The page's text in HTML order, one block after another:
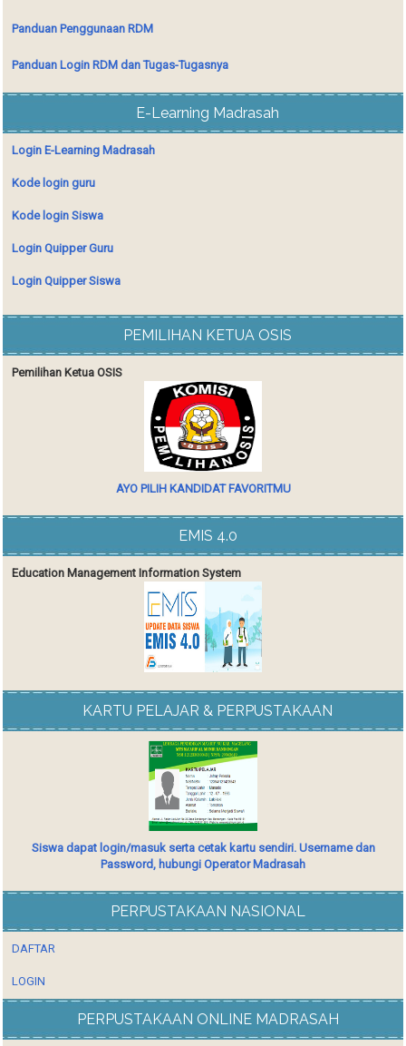
Panduan Penggunaan RDM
Panduan Login RDM dan Tugas-Tugasnya
E-Learning Madrasah
Login E-Learning Madrasah
Kode login guru
Kode login Siswa
Login Quipper Guru
Login Quipper Siswa
PEMILIHAN KETUA OSIS
Pemilihan Ketua OSIS
AYO PILIH KANDIDAT FAVORITMU
EMIS 4.0
Education Management Information System
KARTU PELAJAR & PERPUSTAKAAN
Siswa dapat login/masuk serta cetak kartu sendiri. Username dan
Password, hubungi Operator Madrasah
PERPUSTAKAAN NASIONAL
DAFTAR
LOGIN
PERPUSTAKAAN ONLINE MADRASAH